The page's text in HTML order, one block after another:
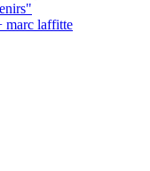
marc laffitte